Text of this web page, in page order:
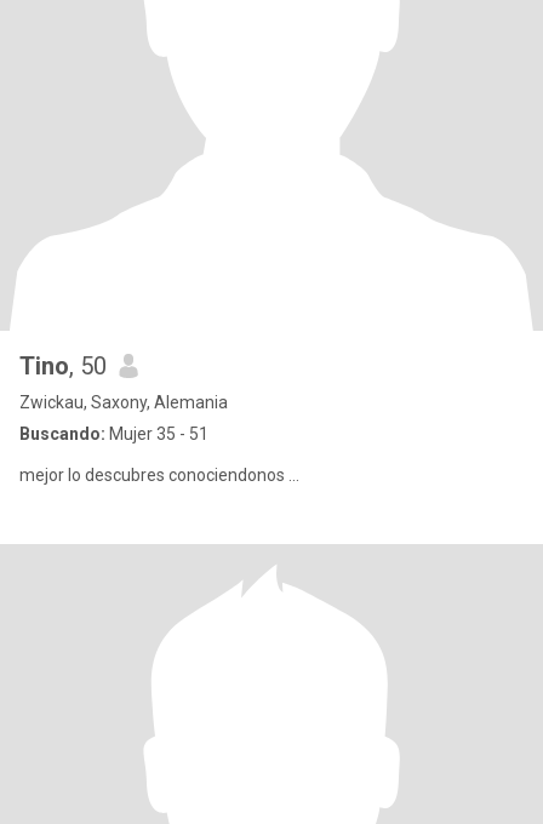
Tino, 50
Zwickau, Saxony, Alemania
Buscando: Mujer 35 - 51
mejor lo descubres conociendonos ...